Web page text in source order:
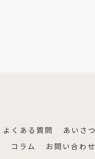
よくある質問 あいさつ
コラム お問い合わせ